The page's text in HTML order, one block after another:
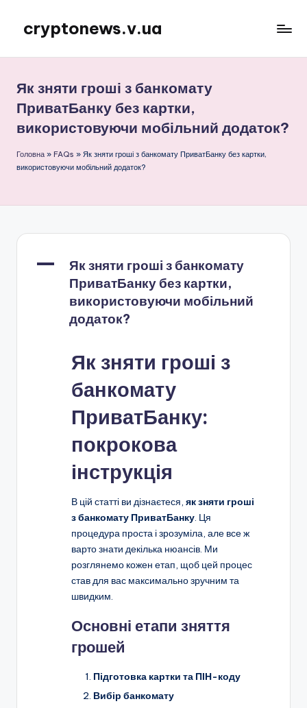
Перейти
вмісту
cryptonews.v.ua
криптовалют,
аналітика,
курси,
прогнози
гайди.
Як зняти гроші з банкомату
ПриватБанку без картки,
використовуючи мобільний додаток?
Головна » FAQs » Як зняти гроші з банкомату ПриватБанку без картки,
використовуючи мобільний додаток?
A
Як зняти гроші з банкомату
ПриватБанку без картки,
використовуючи мобільний
додаток?
Як зняти гроші з
банкомату
ПриватБанку:
покрокова
інструкція
В цій статті ви дізнаєтеся, як зняти гроші
з банкомату ПриватБанку. Ця
процедура проста і зрозуміла, але все ж
варто знати декілька нюансів. Ми
розглянемо кожен етап, щоб цей процес
став для вас максимально зручним та
швидким.
Основні етапи зняття
грошей
Підготовка картки та ПІН-коду
Вибір банкомату